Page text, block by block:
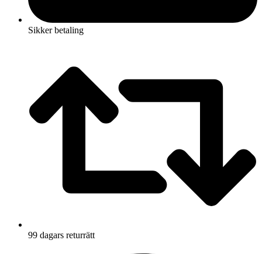
Sikker betaling
99 dagars returrätt